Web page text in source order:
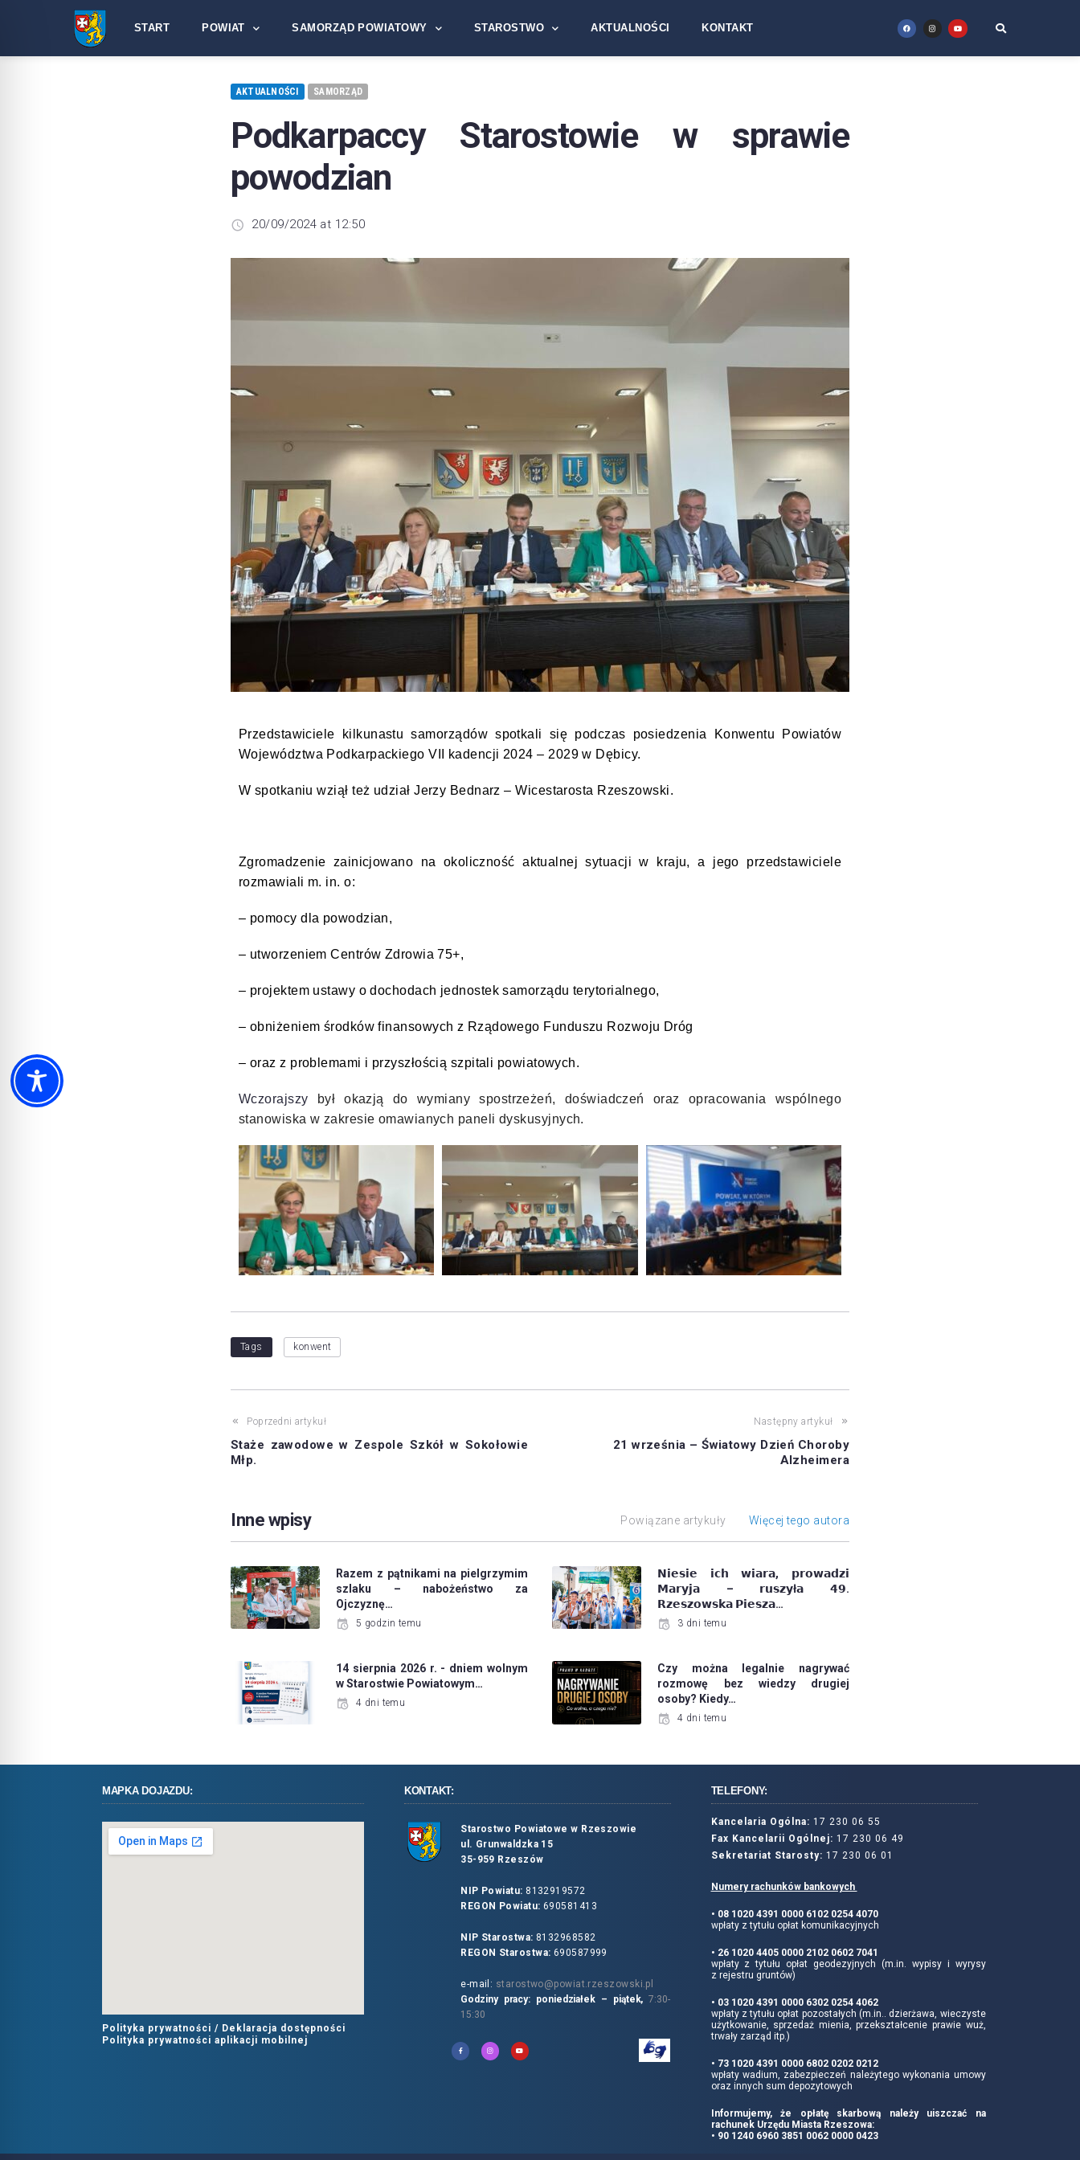
START POWIAT SAMORZĄD POWIATOWY STAROSTWO AKTUALNOŚCI KONTAKT
AKTUALNOŚCI SAMORZĄD
Podkarpaccy Starostowie w sprawie
powodzian
20/09/2024 at 12:50
Przedstawiciele kilkunastu samorządów spotkali się podczas posiedzenia Konwentu Powiatów
Województwa Podkarpackiego VII kadencji 2024 – 2029 w Dębicy.
W spotkaniu wziął też udziałJerzy Bednarz – Wicestarosta Rzeszowski.
Zgromadzenie zainicjowano na okoliczność aktualnej sytuacji w kraju, a jego przedstawiciele
rozmawiali m. in. o:
– pomocy dla powodzian,
– utworzeniem Centrów Zdrowia 75+,
– projektem ustawy o dochodach jednostek samorządu terytorialnego,
– obniżeniem środków finansowych z Rządowego Funduszu Rozwoju Dróg
– oraz z problemami i przyszłością szpitali powiatowych.
Wczorajszy był okazją do wymiany spostrzeżeń, doświadczeń oraz opracowania wspólnego
stanowiska w zakresie omawianych paneli dyskusyjnych.
Tags konwent
Poprzedni artykuł
Staże zawodowe w Zespole Szkół w Sokołowie
Młp.
Następny artykuł
21 września – Światowy Dzień Choroby
Alzheimera
Inne wpisy Powiązane artykuły Więcej tego autora
Razem z pątnikami na pielgrzymim
szlaku – nabożeństwo za
Ojczyznę…
5 godzin temu
𝗡𝗶𝗲𝘀𝗶𝗲 𝗶𝗰𝗵 𝘄𝗶𝗮𝗿𝗮, 𝗽𝗿𝗼𝘄𝗮𝗱𝘇𝗶
𝗠𝗮𝗿𝘆𝗷𝗮 – 𝗿𝘂𝘀𝘇𝘆ł𝗮 𝟰𝟵.
𝗥𝘇𝗲𝘀𝘇𝗼𝘄𝘀𝗸𝗮 𝗣𝗶𝗲𝘀𝘇𝗮…
3 dni temu
14 sierpnia 2026 r. - dniem wolnym
w Starostwie Powiatowym…
4 dni temu
Czy można legalnie nagrywać
rozmowę bez wiedzy drugiej
osoby? Kiedy…
4 dni temu
MAPKA DOJAZDU:
Polityka prywatności / Deklaracja dostępności
Polityka prywatności aplikacji mobilnej
KONTAKT:
Starostwo Powiatowe w Rzeszowie
ul. Grunwaldzka 15
35-959 Rzeszów
NIP Powiatu: 8132919572
REGON Powiatu: 690581413
NIP Starostwa: 8132968582
REGON Starostwa: 690587999
e-mail: starostwo@powiat.rzeszowski.pl
Godziny pracy: poniedziałek – piątek,7:30-
15:30
TELEFONY:
Kancelaria Ogólna: 17 230 06 55
Fax Kancelarii Ogólnej: 17 230 06 49
Sekretariat Starosty: 17 230 06 01
Numery rachunków bankowych
• 08 1020 4391 0000 6102 0254 4070
wpłaty z tytułu opłat komunikacyjnych
• 26 1020 4405 0000 2102 0602 7041
wpłaty z tytułu opłat geodezyjnych (m.in. wypisy i wyrysy
z rejestru gruntów)
• 03 1020 4391 0000 6302 0254 4062
wpłaty z tytułu opłat pozostałych (m.in.. dzierżawa, wieczyste
użytkowanie, sprzedaż mienia, przekształcenie prawie wuż,
trwały zarząd itp.)
• 73 1020 4391 0000 6802 0202 0212
wpłaty wadium, zabezpieczeń należytego wykonania umowy
oraz innych sum depozytowych
Informujemy, że opłatę skarbową należy uiszczać na
rachunek Urzędu Miasta Rzeszowa:
• 90 1240 6960 3851 0062 0000 0423